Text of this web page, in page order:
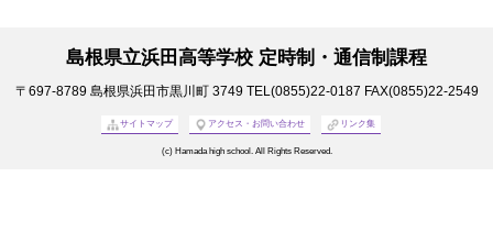
島根県立浜田高等学校 定時制・通信制課程
〒697-8789 島根県浜田市黒川町 3749 TEL(0855)22-0187 FAX(0855)22-2549
サイトマップ アクセス・お問い合わせ リンク集
(c) Hamada high school. All Rights Reserved.